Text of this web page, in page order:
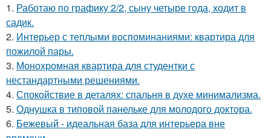
1. Работаю по графику 2/2, сыну четыре года, ходит в
садик.
2. Интерьер с теплыми воспоминаниями: квартира для
пожилой пары.
3. Монохромная квартира для студентки с
нестандартными решениями.
4. Спокойствие в деталях: спальня в духе минимализма.
5. Однушка в типовой панельке для молодого доктора.
6. Бежевый - идеальная база для интерьера вне